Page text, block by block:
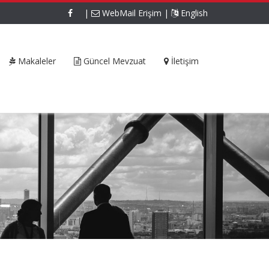
| WebMail Erişim | English
Makaleler Güncel Mevzuat İletişim